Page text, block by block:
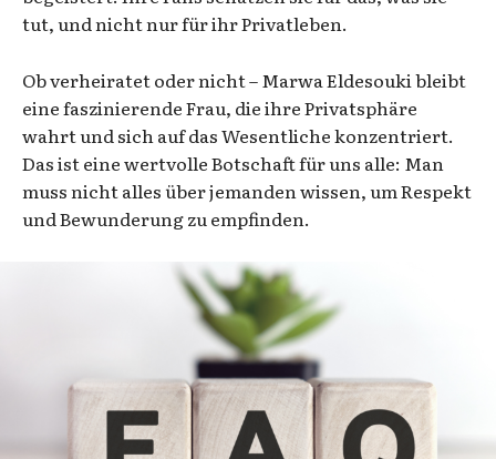
tut, und nicht nur für ihr Privatleben.
Ob verheiratet oder nicht – Marwa Eldesouki bleibt
eine faszinierende Frau, die ihre Privatsphäre
wahrt und sich auf das Wesentliche konzentriert.
Das ist eine wertvolle Botschaft für uns alle: Man
muss nicht alles über jemanden wissen, um Respekt
und Bewunderung zu empfinden.